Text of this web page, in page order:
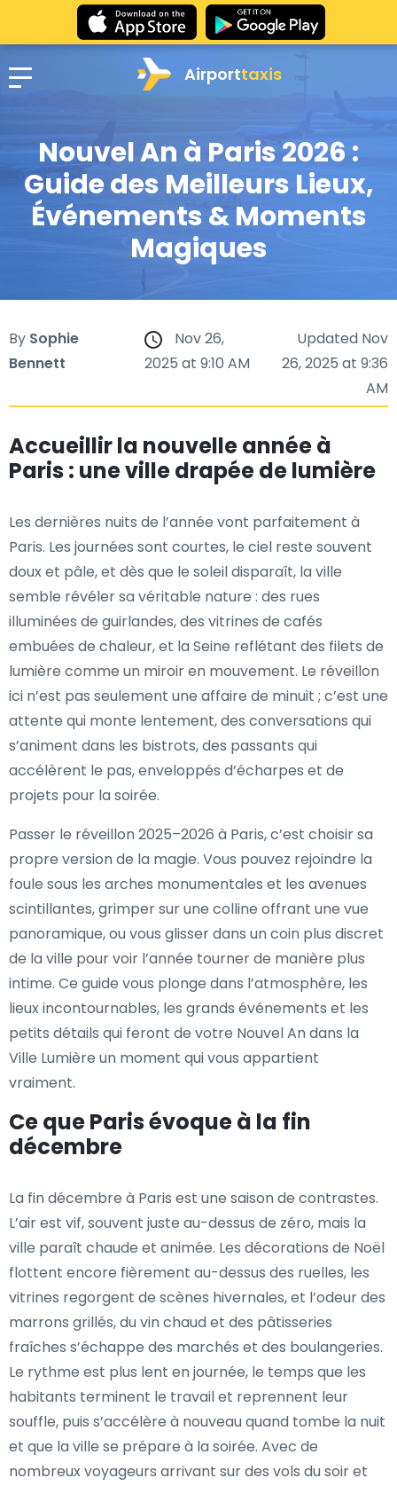
Airporttaxis
Nouvel An à Paris 2026 :
Guide des Meilleurs Lieux,
Événements & Moments
Magiques
By Sophie
Bennett
Nov 26,
2025 at 9:10 AM
Updated Nov
26, 2025 at 9:36
AM
Accueillir la nouvelle année à
Paris : une ville drapée de lumière
Les dernières nuits de l’année vont parfaitement à
Paris. Les journées sont courtes, le ciel reste souvent
doux et pâle, et dès que le soleil disparaît, la ville
semble révéler sa véritable nature : des rues
illuminées de guirlandes, des vitrines de cafés
embuées de chaleur, et la Seine reflétant des filets de
lumière comme un miroir en mouvement. Le réveillon
ici n’est pas seulement une affaire de minuit ; c’est une
attente qui monte lentement, des conversations qui
s’animent dans les bistrots, des passants qui
accélèrent le pas, enveloppés d’écharpes et de
projets pour la soirée.
Passer le réveillon 2025–2026 à Paris, c’est choisir sa
propre version de la magie. Vous pouvez rejoindre la
foule sous les arches monumentales et les avenues
scintillantes, grimper sur une colline offrant une vue
panoramique, ou vous glisser dans un coin plus discret
de la ville pour voir l’année tourner de manière plus
intime. Ce guide vous plonge dans l’atmosphère, les
lieux incontournables, les grands événements et les
petits détails qui feront de votre Nouvel An dans la
Ville Lumière un moment qui vous appartient
vraiment.
Ce que Paris évoque à la fin
décembre
La fin décembre à Paris est une saison de contrastes.
L’air est vif, souvent juste au-dessus de zéro, mais la
ville paraît chaude et animée. Les décorations de Noël
flottent encore fièrement au-dessus des ruelles, les
vitrines regorgent de scènes hivernales, et l’odeur des
marrons grillés, du vin chaud et des pâtisseries
fraîches s’échappe des marchés et des boulangeries.
Le rythme est plus lent en journée, le temps que les
habitants terminent le travail et reprennent leur
souffle, puis s’accélère à nouveau quand tombe la nuit
et que la ville se prépare à la soirée. Avec de
nombreux voyageurs arrivant sur des vols du soir et